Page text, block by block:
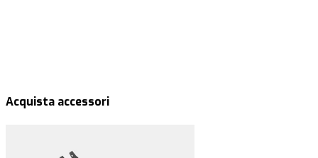
Acquista accessori